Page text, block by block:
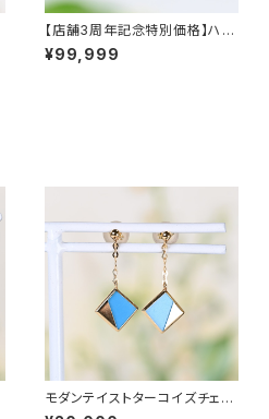
【店舗3周年記念特別価格】ハー
トシェイプパープルサファイア P
t950 リング 11号（GH1145A）
¥99,999
モダンテイストターコイズチェー
ンピアス K18YG（GH3097）